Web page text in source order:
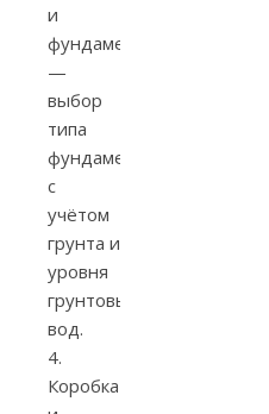
и
фундамент
—
выбор
типа
фундамента
с
учётом
грунта и
уровня
грунтовых
вод.
4.
Коробка